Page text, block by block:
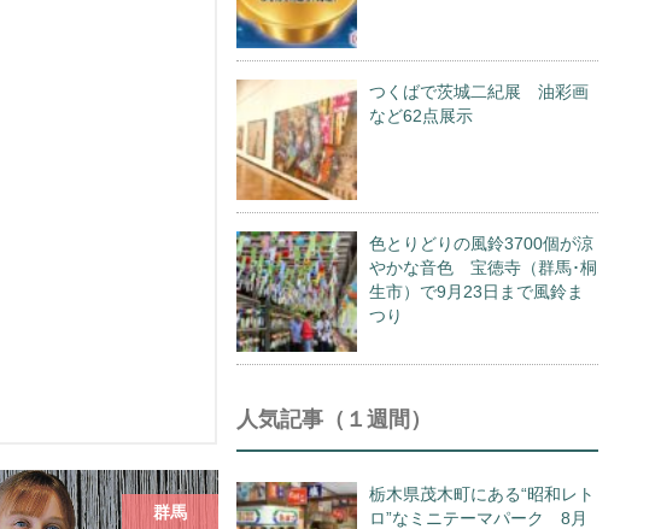
群馬
つくばで茨城二紀展 油彩画
など62点展示
色とりどりの風鈴3700個が涼
やかな音色 宝徳寺（群馬･桐
生市）で9月23日まで風鈴ま
つり
人気記事（１週間）
栃木県茂木町にある“昭和レト
ロ”なミニテーマパーク 8月